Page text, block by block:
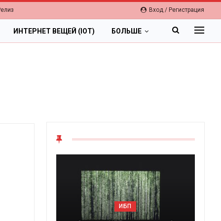
Вход / Регистрация
ИНТЕРНЕТ ВЕЩЕЙ (IOT) БОЛЬШЕ
ОБЛАКА
Цифровая экономика 2026.